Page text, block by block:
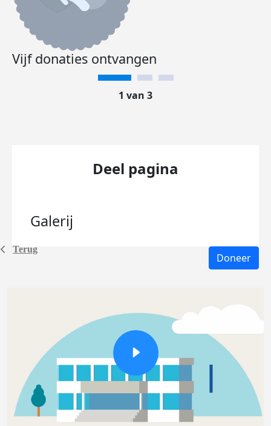
Terug
Vijf donaties ontvangen
1 van 3
Deel pagina
Galerij
Doneer